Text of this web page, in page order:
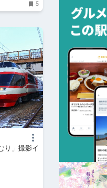
5
り」撮影イ